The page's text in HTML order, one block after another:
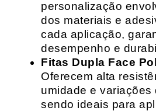
personalização
dos materiais e
cada aplicação,
desempenho e
Fitas Dupla Face
Oferecem alta
umidade e variações
sendo ideais para